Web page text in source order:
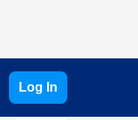
Log In